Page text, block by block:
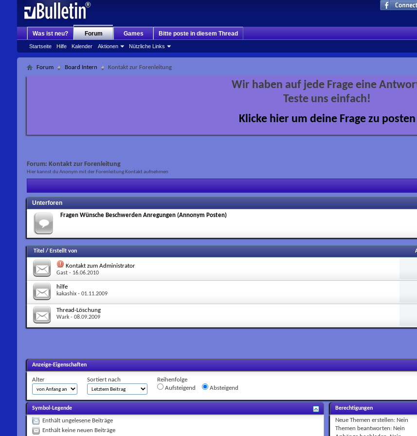
Was ist neu? Forum
Startseite Hilfe Kalender Aktionen Nützliche Links
Games Bitte poste in diesem Thread
Forum Board Intern Kontakt zur Forenleitung
Wir haben auf jede Frage eine
Teste uns einfach!
Klicke hier um deine Frage zu posten
Forum: Kontakt zur Forenleitung
Hier kannst du Anonym mit der Forenleitung Kontakt aufnehmen
Unterforen
Fragen Wünsche Beschwerden Anregungen (Annonym Posten)
Titel / Erstellt von
Kontakt zum Administrator
Gast - 16.06.2010
hilfe
kakashix - 01.11.2009
Thread-Löschung
Wark - 08.09.2009
Anzeige-Eigenschaften
Alter Sortiert nach
Reihenfolge
Aufsteigend
Absteigend
Symbol-Legende
Enthält ungelesene Beiträge
Enthält keine neuen Beiträge
Berechtigungen
Neue Themen erstellen: Nein
Themen beantworten: Nein